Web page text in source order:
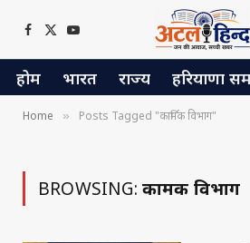
Facebook
X
(Twitter)
YouTube
होम भारत राज्य हरियाणा
Home » Posts Tagged "कार्मिक विभाग"
BROWSING: कार्मिक विभाग